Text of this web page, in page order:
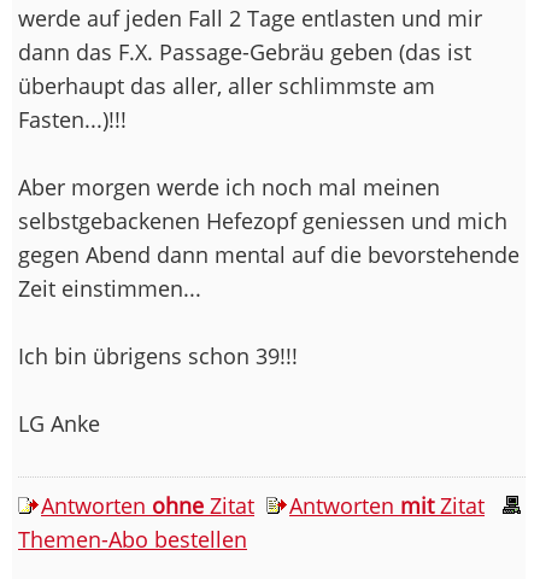
werde auf jeden Fall 2 Tage entlasten und mir
dann das F.X. Passage-Gebräu geben (das ist
überhaupt das aller, aller schlimmste am
Fasten...)!!!
Aber morgen werde ich noch mal meinen
selbstgebackenen Hefezopf geniessen und mich
gegen Abend dann mental auf die bevorstehende
Zeit einstimmen...
Ich bin übrigens schon 39!!!
LG Anke
Antworten ohne Zitat Antworten mitZitat
Themen-Abo bestellen